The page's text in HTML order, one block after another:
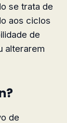
se trata de
aos ciclos
de
alterarem
de